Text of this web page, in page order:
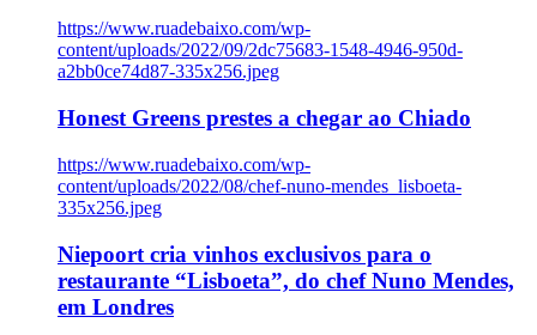
https://www.ruadebaixo.com/wp-
content/uploads/2022/09/2dc75683-1548-4946-950d-
a2bb0ce74d87-335x256.jpeg
Honest Greens prestes a chegar ao Chiado
https://www.ruadebaixo.com/wp-
content/uploads/2022/08/chef-nuno-mendes_lisboeta-
335x256.jpeg
Niepoort cria vinhos exclusivos para o
restaurante “Lisboeta”, do chef Nuno Mendes,
em Londres